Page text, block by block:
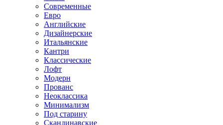
Современные
Евро
Английские
Дизайнерские
Итальянские
Кантри
Классические
Лофт
Модерн
Прованс
Неоклассика
Минимализм
Под старину
Скандинавские